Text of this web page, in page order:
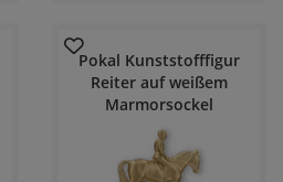
Pokal Kunststofffigur
Reiter auf weißem
Marmorsockel